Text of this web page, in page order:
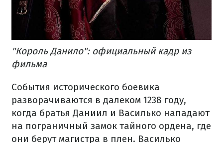
"Король Данило": официальный кадр из
фильма
События исторического боевика
разворачиваются в далеком 1238 году,
когда братья Даниил и Василько нападают
на пограничный замок тайного ордена, где
они берут магистра в плен. Василько